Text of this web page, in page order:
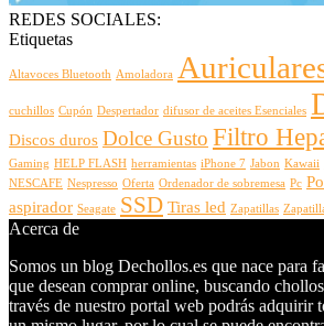
REDES SOCIALES:
Etiquetas
Altavoces Bluetooth Amoladora
cuchillos Cupón Despertador difusor de aceites Esenciales
Discos duros Dolce Gusto Filtro
Gaming HELP FLASH herramientas iPhone 7 Jabon Kawaii
NESCAFE Nespresso Oferta Ordenador de sobremesa Pc
aspirador Seagate SSD Tiras led Zapatillas
Acerca de
Somos un blog Dechollos.es que nace para
que desean comprar online, buscando
través de nuestro portal web podrás adquirir